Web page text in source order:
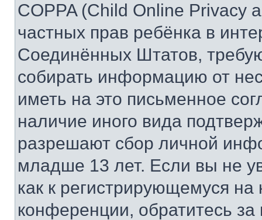
COPPA (Child Online Privacy
частных прав ребёнка в
Соединённых Штатов,
собирать информацию от
иметь на это письменное
наличие иного вида
разрешают сбор личной
младше 13 лет. Если вы не
как к регистрирующемуся
конференции, обратитесь